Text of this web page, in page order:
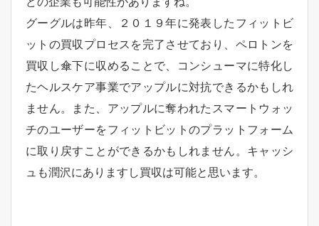
グーグルは昨年、２０１９年に発表したフィットビ
ットの買収プロセスを完了させており、ペロトンを
買収し傘下に収めることで、コンシューマに特化し
たヘルスケア事業でアップルに対抗できるかもしれ
ません。また、アップルに奪われたスマートウォッ
チのユーザーをフィットビットのプラットフォーム
に取り戻すことができるかもしれません。キャッシ
ュも潤沢にありますし買収は可能と思います。